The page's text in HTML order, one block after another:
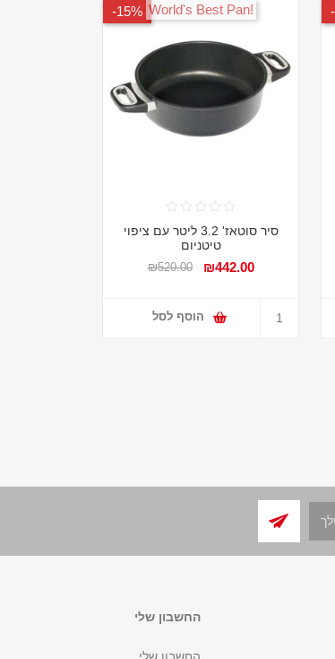
15%- !World's Best Pan
סיר סוטאז' 3.2 ליטר עם ציפוי
טיטניום
₪442.00
₪520.00
הוסף לסל
החשבון שלי
החשבון שלי